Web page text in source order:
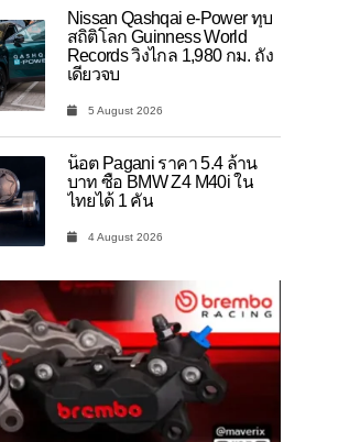
Nissan Qashqai e-Power ทุบ
สถิติโลก Guinness World
Records วิ่งไกล 1,980 กม. ถัง
เดียวจบ
5 August 2026
น็อต Pagani ราคา 5.4 ล้าน
บาท ซื้อ BMW Z4 M40i ใน
ไทยได้ 1 คัน
4 August 2026